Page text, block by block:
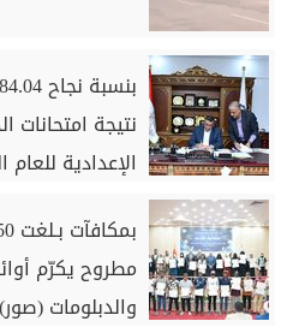
نتيجة امتحانات
الإعدادية للعام
مطروح يكرّم
والدبلومات (صور)